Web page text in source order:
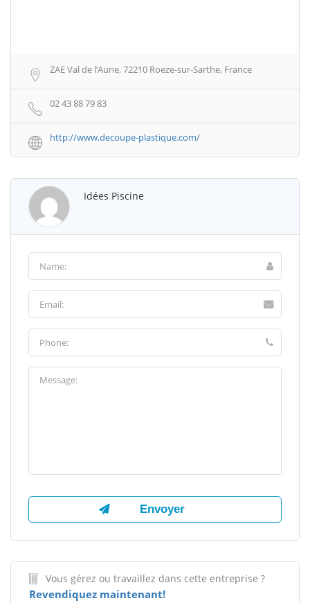
ZAE Val de l’Aune, 72210 Roeze-sur-Sarthe, France
02 43 88 79 83
http://www.decoupe-plastique.com/
Idées Piscine
Vous gérez ou travaillez dans cette entreprise ?
Revendiquez maintenant!